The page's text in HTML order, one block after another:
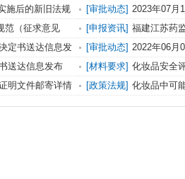
施后的新旧法规
[审批动态] 2023年07月
范（征求意见
[申报资讯] 福建江苏药
工作有关事项的通告
定书送达信息发
[审批动态] 2022年06月
息发布
送达信息发布 [材料要求] 化妆品安全
明文件邮寄详情
[政策法规] 化妆品中可
指南